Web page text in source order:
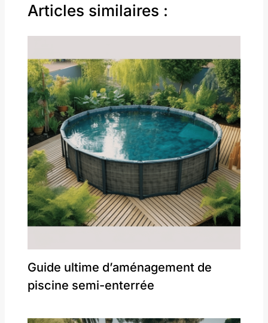
Articles similaires :
Guide ultime d’aménagement de
piscine semi-enterrée